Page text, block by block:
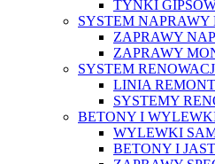
TYNKI
SYSTEM NAPRAWY
ZAPRAWY
ZAPRAWY
SYSTEM
LINIA REMONT
SYSTEMY
BETONY I
WYLEWKI
BETONY I